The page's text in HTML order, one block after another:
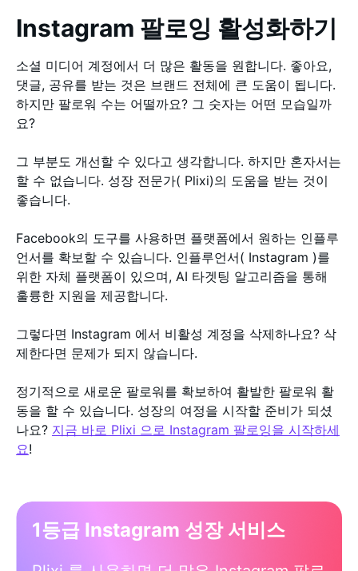
Instagram 팔로잉 활성화하기
소셜 미디어 계정에서 더 많은 활동을 원합니다. 좋아요,
댓글, 공유를 받는 것은 브랜드 전체에 큰 도움이 됩니다.
하지만 팔로워 수는 어떨까요? 그 숫자는 어떤 모습일까
요?
그 부분도 개선할 수 있다고 생각합니다. 하지만 혼자서는
할 수 없습니다. 성장 전문가( Plixi)의 도움을 받는 것이
좋습니다.
Facebook의 도구를 사용하면 플랫폼에서 원하는 인플루
언서를 확보할 수 있습니다. 인플루언서( Instagram )를
위한 자체 플랫폼이 있으며, AI 타겟팅 알고리즘을 통해
훌륭한 지원을 제공합니다.
그렇다면 Instagram 에서 비활성 계정을 삭제하나요? 삭
제한다면 문제가 되지 않습니다.
정기적으로 새로운 팔로워를 확보하여 활발한 팔로워 활
동을 할 수 있습니다. 성장의 여정을 시작할 준비가 되셨
나요? 지금 바로 Plixi 으로 Instagram 팔로잉을 시작하세
요!
1등급 Instagram 성장 서비스